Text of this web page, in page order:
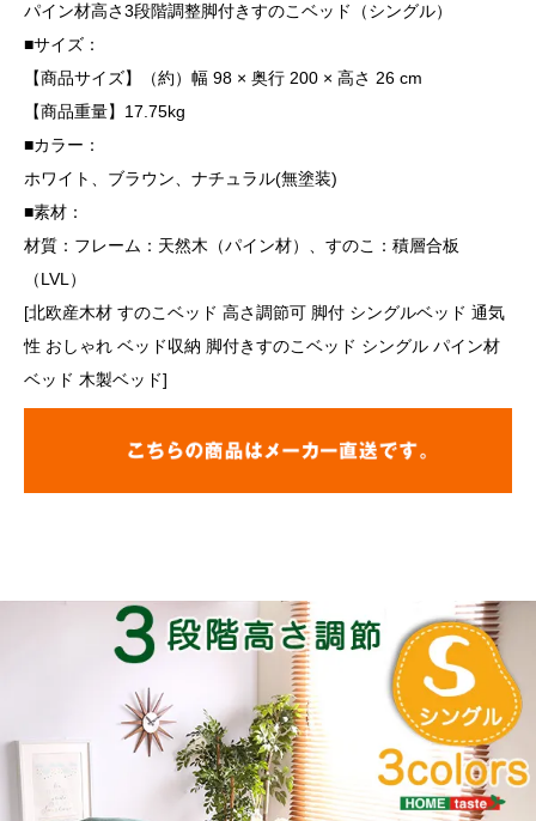
パイン材高さ3段階調整脚付きすのこベッド（シングル）
■サイズ：
【商品サイズ】（約）幅 98 × 奥行 200 × 高さ 26 cm
【商品重量】17.75kg
■カラー：
ホワイト、ブラウン、ナチュラル(無塗装)
■素材：
材質：フレーム：天然木（パイン材）、すのこ：積層合板
（LVL）
[北欧産木材 すのこベッド 高さ調節可 脚付 シングルベッド 通気
性 おしゃれ ベッド収納 脚付きすのこベッド シングル パイン材
ベッド 木製ベッド]